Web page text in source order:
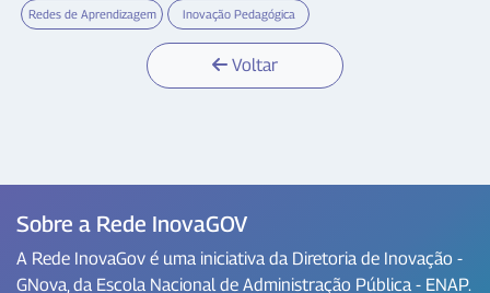
Redes de Aprendizagem Inovação Pedagógica
Voltar
Sobre a Rede InovaGOV
A Rede InovaGov é uma iniciativa da Diretoria de Inovação -
GNova, da Escola Nacional de Administração Pública - ENAP.